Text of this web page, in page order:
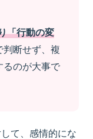
「行動の変
判断せず、複
るのが大事で
て、感情的にな